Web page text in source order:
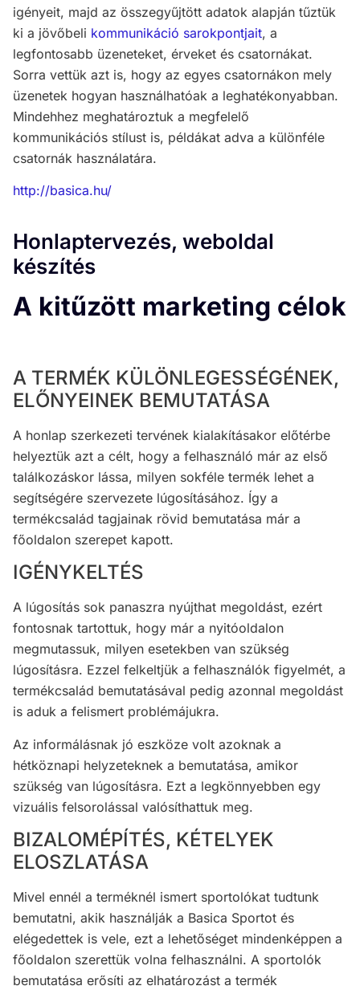
igényeit, majd az összegyűjtött adatok alapján tűztük
ki a jövőbeli kommunikáció sarokpontjait, a
legfontosabb üzeneteket, érveket és csatornákat.
Sorra vettük azt is, hogy az egyes csatornákon mely
üzenetek hogyan használhatóak a leghatékonyabban.
Mindehhez meghatároztuk a megfelelő
kommunikációs stílust is, példákat adva a különféle
csatornák használatára.
http://basica.hu/
Honlaptervezés, weboldal
készítés
A kitűzött marketing célok
A TERMÉK KÜLÖNLEGESSÉGÉNEK,
ELŐNYEINEK BEMUTATÁSA
A honlap szerkezeti tervének kialakításakor előtérbe
helyeztük azt a célt, hogy a felhasználó már az első
találkozáskor lássa, milyen sokféle termék lehet a
segítségére szervezete lúgosításához. Így a
termékcsalád tagjainak rövid bemutatása már a
főoldalon szerepet kapott.
IGÉNYKELTÉS
A lúgosítás sok panaszra nyújthat megoldást, ezért
fontosnak tartottuk, hogy már a nyitóoldalon
megmutassuk, milyen esetekben van szükség
lúgosításra. Ezzel felkeltjük a felhasználók figyelmét, a
termékcsalád bemutatásával pedig azonnal megoldást
is aduk a felismert problémájukra.
Az informálásnak jó eszköze volt azoknak a
hétköznapi helyzeteknek a bemutatása, amikor
szükség van lúgosításra. Ezt a legkönnyebben egy
vizuális felsorolással valósíthattuk meg.
BIZALOMÉPÍTÉS, KÉTELYEK
ELOSZLATÁSA
Mivel ennél a terméknél ismert sportolókat tudtunk
bemutatni, akik használják a Basica Sportot és
elégedettek is vele, ezt a lehetőséget mindenképpen a
főoldalon szerettük volna felhasználni. A sportolók
bemutatása erősíti az elhatározást a termék